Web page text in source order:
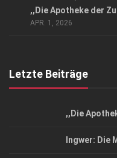
Top Magazin Dresden /
,,Die Apotheke der
APR. 1, 2026
Letzte Beiträge
,,Die
Ingwer: Die